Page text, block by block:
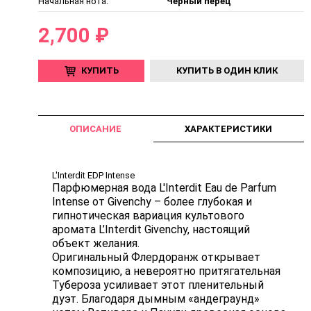
2,700 ₽
КУПИТЬ КУПИТЬ В ОДИН КЛИК
ОПИСАНИЕ ХАРАКТЕРИСТИКИ
L'Interdit EDP Intense
Парфюмерная вода L'Interdit Eau de Parfum
Intense от Givenchy – более глубокая и
гипнотическая вариация культового
аромата L’Interdit Givenchy, настоящий
объект желания.
Оригинальный Флердоранж открывает
композицию, а невероятно притягательная
Тубероза усиливает этот пленительный
дуэт. Благодаря дымным «андеграунд»